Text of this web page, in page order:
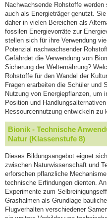
Nachwachsende Rohstoffe
auch als Energieträger genutzt.
daher in vielen Bereichen als
fossilen Energievorräte zur
stellen sich für ihre Verwendung
Potenzial nachwachsender
Gefährdet die Verwendung von
Sicherung der Welternährung?
Rohstoffe für den Wandel der
Fragen erarbeiten die Schüler und
Nutzung von Energiepflanzen, um
Position und
Ressourcennutzung entwickeln zu
Bionik - Technische
Natur (Klassenstufe 8)
Dieses Bildungsangebot eignet
zwischen Naturwissenschaft und
erforschen pflanzliche
technische Erfindungen dienten.
Experimente zum
Grashalmen als Grundlage
Flugverhalten verschiedener